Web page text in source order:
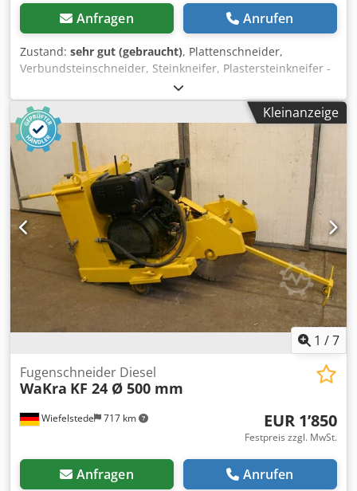
Anfragen Anrufen
Zustand: sehr gut (gebraucht), Plattenschneider,
Verbundsteinschneider, Steinkneifer, Plastersteinkneifer -
zum mühelosen Ablängen von Platten und Verbundsteinen
durch die Übersetzung des Exzenterhebels -grosse
Stabilitaet bei geringem Eigengewicht -exakte Führung der
Schneidemesser -pendelnd aufgehaengtes Obermesser
zum Schneiden von Materialien, die einen konischen
Querschnitt haben (Randsteine) Dksdpfob A Rz Asx Adqor -
max. für 6 cm Steine -Gewicht: 10 kg
Kleinanzeige
1 /7
Wiefelstede 717 km
Fugenschneider Diesel
WaKra KF 24 Ø 500 mm
EUR 1’850
Festpreis zzgl. MwSt.
Anfragen Anrufen